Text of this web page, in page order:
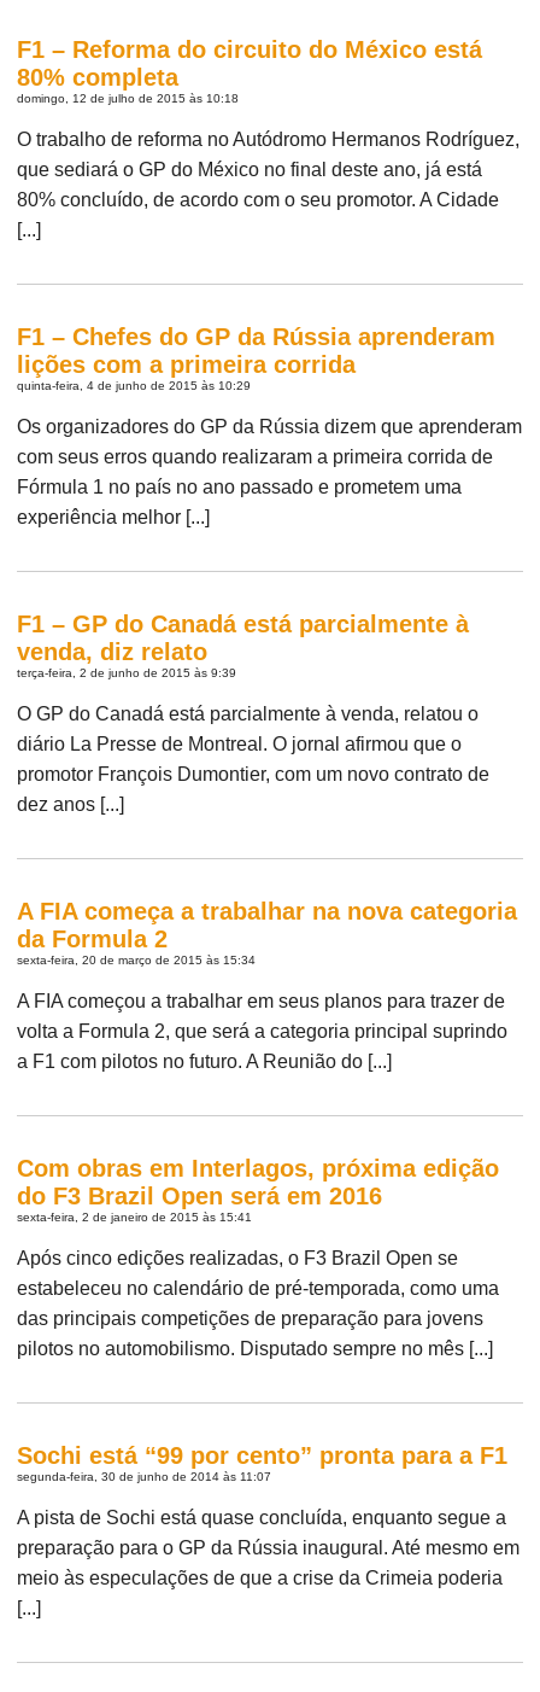
F1 – Reforma do circuito do México está
80% completa
domingo, 12 de julho de 2015 às 10:18
O trabalho de reforma no Autódromo Hermanos Rodríguez,
que sediará o GP do México no final deste ano, já está
80% concluído, de acordo com o seu promotor. A Cidade
[...]
F1 – Chefes do GP da Rússia aprenderam
lições com a primeira corrida
quinta-feira, 4 de junho de 2015 às 10:29
Os organizadores do GP da Rússia dizem que aprenderam
com seus erros quando realizaram a primeira corrida de
Fórmula 1 no país no ano passado e prometem uma
experiência melhor [...]
F1 – GP do Canadá está parcialmente à
venda, diz relato
terça-feira, 2 de junho de 2015 às 9:39
O GP do Canadá está parcialmente à venda, relatou o
diário La Presse de Montreal. O jornal afirmou que o
promotor François Dumontier, com um novo contrato de
dez anos [...]
A FIA começa a trabalhar na nova categoria
da Formula 2
sexta-feira, 20 de março de 2015 às 15:34
A FIA começou a trabalhar em seus planos para trazer de
volta a Formula 2, que será a categoria principal suprindo
a F1 com pilotos no futuro. A Reunião do [...]
Com obras em Interlagos, próxima edição
do F3 Brazil Open será em 2016
sexta-feira, 2 de janeiro de 2015 às 15:41
Após cinco edições realizadas, o F3 Brazil Open se
estabeleceu no calendário de pré-temporada, como uma
das principais competições de preparação para jovens
pilotos no automobilismo. Disputado sempre no mês [...]
Sochi está “99 por cento” pronta para a F1
segunda-feira, 30 de junho de 2014 às 11:07
A pista de Sochi está quase concluída, enquanto segue a
preparação para o GP da Rússia inaugural. Até mesmo em
meio às especulações de que a crise da Crimeia poderia
[...]